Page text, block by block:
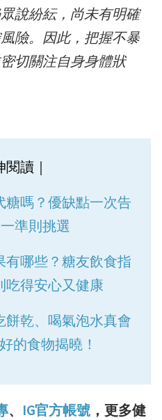
說紛紜，尚未有明確
險。因此，把握不暴
切關注自身身體狀
閱讀｜
糖嗎？優缺點一次告
準則挑選
有哪些？糖友飲食指
吃得安心又健康
餅乾、喝氣泡水真會
的食物揭曉！
、 IG官方帳號，更多健